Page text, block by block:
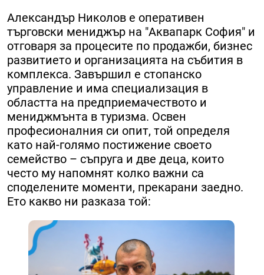
Александър Николов е оперативен
търговски мениджър на "Аквапарк София" и
отговаря за процесите по продажби, бизнес
развитието и организацията на събития в
комплекса. Завършил е стопанско
управление и има специализация в
областта на предприемачеството и
мениджмънта в туризма. Освен
професионалния си опит, той определя
като най-голямо постижение своето
семейство – съпруга и две деца, които
често му напомнят колко важни са
споделените моменти, прекарани заедно.
Ето какво ни разказа той: